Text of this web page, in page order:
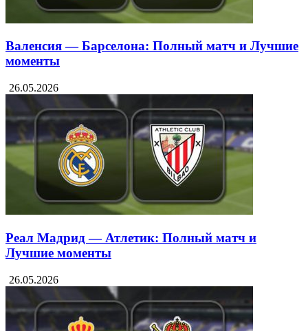
Валенсия — Барселона: Полный матч и Лучшие
моменты
26.05.2026
Реал Мадрид — Атлетик: Полный матч и
Лучшие моменты
26.05.2026